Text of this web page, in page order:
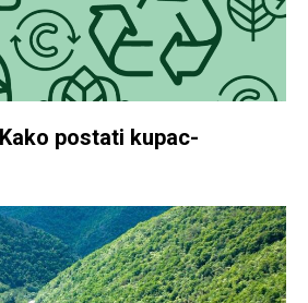
postati kupac-